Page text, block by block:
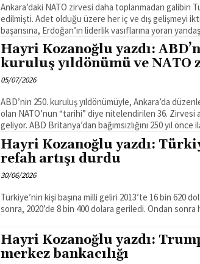
Ankara’daki NATO zirvesi daha toplanmadan galibin
edilmişti. Adet olduğu üzere her iç ve dış gelişmeyi
başarısına, Erdoğan’ın liderlik vasıflarına yoran
Hayri Kozanoğlu yazdı:
kuruluş yıldönümü ve NATO
05/07/2026
ABD’nin 250. kuruluş yıldönümüyle, Ankara’da
olan NATO’nun “tarihi” diye nitelendirilen 36. Zirvesi
geliyor. ABD Britanya’dan bağımsızlığını 250 yıl
Hayri Kozanoğlu yazdı:
refah artışı durdu
30/06/2026
Türkiye’nin kişi başına milli geliri 2013’te 16 bin 620
sonra, 2020’de 8 bin 400 dolara geriledi. Ondan sonra
Hayri Kozanoğlu yazdı:
merkez bankacılığı